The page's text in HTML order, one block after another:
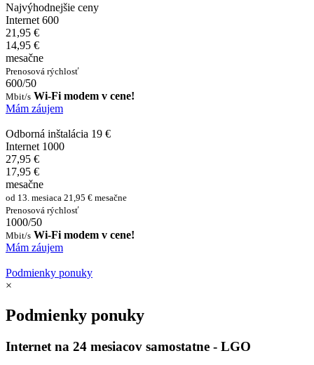
Najvýhodnejšie ceny
Internet 600
21,95 €
14,95 €
mesačne
Prenosová rýchlosť
600/50
Mbit/s Wi-Fi modem v cene!
Mám záujem
Odborná inštalácia 19 €
Internet 1000
27,95 €
17,95 €
mesačne
od 13. mesiaca 21,95 € mesačne
Prenosová rýchlosť
1000/50
Mbit/s Wi-Fi modem v cene!
Mám záujem
Podmienky ponuky
×
Podmienky ponuky
Internet na 24 mesiacov samostatne - LGO